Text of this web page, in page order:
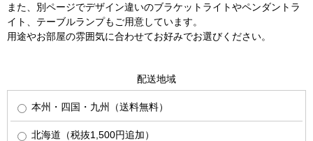
また、別ページでデザイン違いのブラケットライトやペンダントラ
イト、テーブルランプもご用意しています。
用途やお部屋の雰囲気に合わせてお好みでお選びください。
配送地域
本州・四国・九州（送料無料）
北海道（税抜1,500円追加）